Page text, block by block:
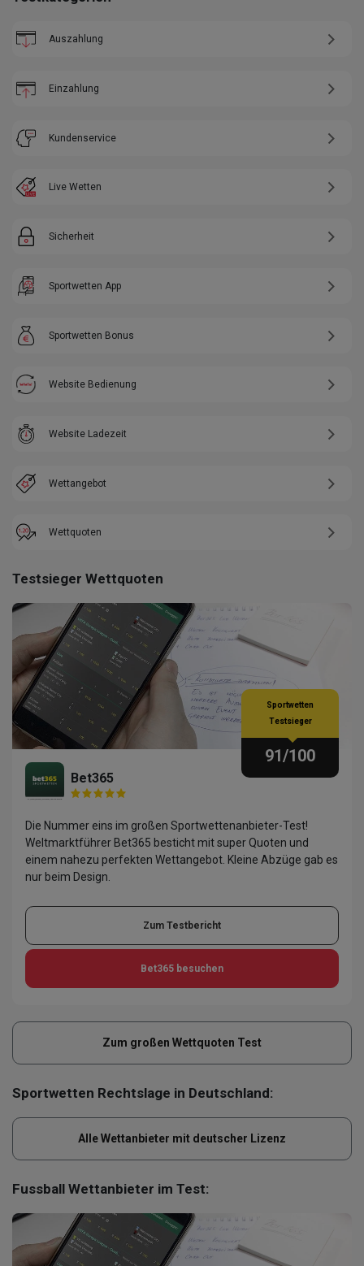
Auszahlung
Einzahlung
Kundenservice
Live Wetten
Sicherheit
Sportwetten App
Sportwetten Bonus
Website Bedienung
Website Ladezeit
Wettangebot
Wettquoten
Testsieger Wettquoten
Bet365
Sportwetten
Testsieger
91/100
Die Nummer eins im großen Sportwettenanbieter-Test!
Weltmarktführer Bet365 besticht mit super Quoten und
einem nahezu perfekten Wettangebot. Kleine Abzüge gab es
nur beim Design.
Zum Testbericht
Bet365 besuchen
Zum großen Wettquoten Test
Sportwetten Rechtslage in Deutschland:
Alle Wettanbieter mit deutscher Lizenz
Fussball Wettanbieter im Test: